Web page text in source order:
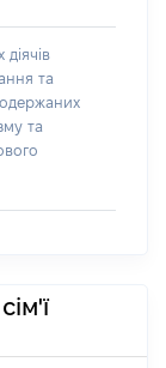
та
одержаних
та